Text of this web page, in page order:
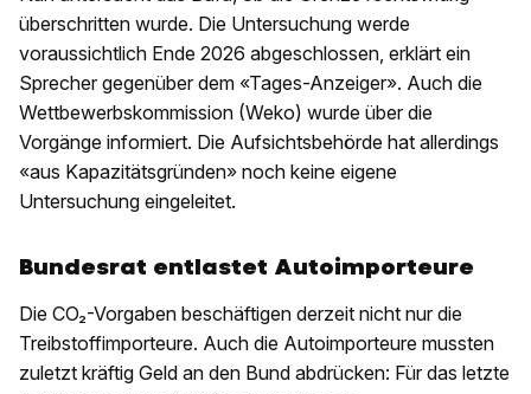
überschritten wurde. Die Untersuchung werde
voraussichtlich Ende 2026 abgeschlossen, erklärt ein
Sprecher gegenüber dem «Tages-Anzeiger». Auch die
Wettbewerbskommission (Weko) wurde über die
Vorgänge informiert. Die Aufsichtsbehörde hat allerdings
«aus Kapazitätsgründen» noch keine eigene
Untersuchung eingeleitet.
Bundesrat entlastet Autoimporteure
Die CO₂-Vorgaben beschäftigen derzeit nicht nur die
Treibstoffimporteure. Auch die Autoimporteure mussten
zuletzt kräftig Geld an den Bund abdrücken: Für das letzte